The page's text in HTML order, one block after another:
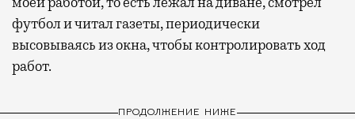
футбол и читал газеты, периодически
высовываясь из окна, чтобы контролировать ход
работ.
ПРОДОЛЖЕНИЕ НИЖЕ